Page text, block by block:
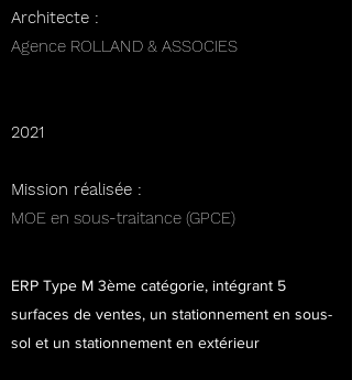
Architecte :
Agence ROLLAND & ASSOCIES
2021
Mission réalisée :
MOE en sous-traitance (GPCE)
ERP Type M 3ème catégorie, intégrant 5
surfaces de ventes, un stationnement en sous-
sol et un stationnement en extérieur